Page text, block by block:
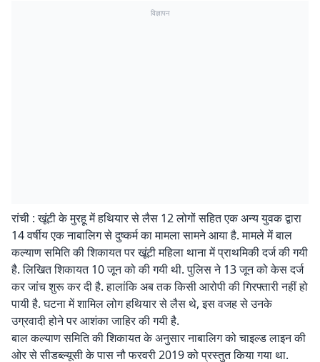
विज्ञापन
रांची : खूंटी के मुरहू में हथियार से लैस 12 लोगों सहित एक अन्य युवक द्वारा
14 वर्षीय एक नाबालिग से दुष्कर्म का मामला सामने आया है. मामले में बाल
कल्याण समिति की शिकायत पर खूंटी महिला थाना में प्राथमिकी दर्ज की गयी
है. लिखित शिकायत 10 जून को की गयी थी. पुलिस ने 13 जून को केस दर्ज
कर जांच शुरू कर दी है. हालांकि अब तक किसी आरोपी की गिरफ्तारी नहीं हो
पायी है. घटना में शामिल लोग हथियार से लैस थे, इस वजह से उनके
उग्रवादी होने पर आशंका जाहिर की गयी है.
बाल कल्याण समिति की शिकायत के अनुसार नाबालिग को चाइल्ड लाइन की
ओर से सीडब्ल्यूसी के पास नौ फरवरी 2019 को प्रस्तुत किया गया था.